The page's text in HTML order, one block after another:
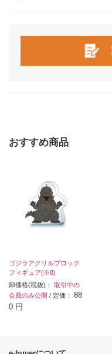
おすすめ商品
ゴジラアクリルブロック
フィギュア(※8)
卸価格(税抜)： 取引中の
会員のみ公開 / 定価： 88
0 円